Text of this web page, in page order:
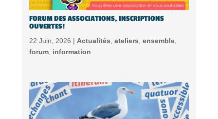
FORUM DES ASSOCIATIONS, INSCRIPTIONS
OUVERTES!
22 Juin, 2026 | Actualités, ateliers, ensemble,
forum, information